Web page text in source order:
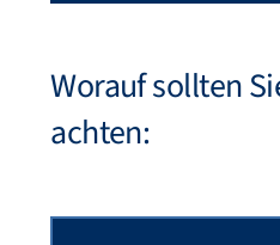
Worauf sollten
achten: